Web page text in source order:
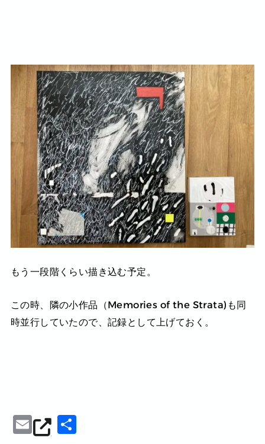
もう一段階くらい描き込む予定。
この時、隣の小作品（Memories of the Strata)も同
時並行していたので、記録として上げておく。
E